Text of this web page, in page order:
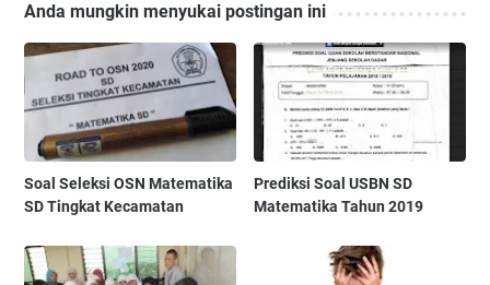
Anda mungkin menyukai postingan ini
Soal Seleksi OSN Matematika
SD Tingkat Kecamatan
Prediksi Soal USBN SD
Matematika Tahun 2019